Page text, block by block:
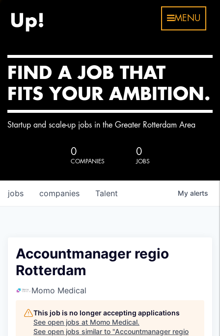
MENU
FIND A JOB THAT
FITS YOUR AMBITION.
Startup and scale-up jobs in the Greater Rotterdam Area
0
COMPANIES
0
JOBS
jobs companies Talent My alerts
Accountmanager regio
Rotterdam
Momo Medical
This job is no longer accepting applications
See open jobs at Momo Medical.
See open jobs similar to "Accountmanager regio